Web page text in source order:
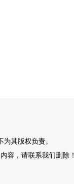
其版权负责。
容，请联系我们删除！